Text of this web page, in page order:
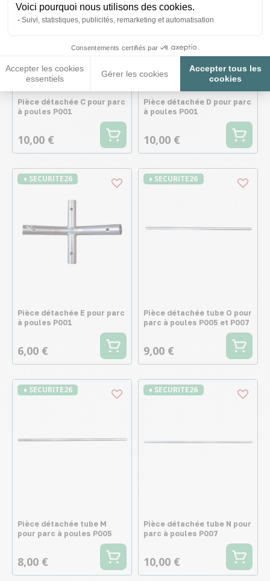
Voici pourquoi nous utilisons des cookies.
Suivi, statistiques, publicités, remarketing et automatisation
Consentements certifiés par
Accepter les cookies
essentiels
Gérer les cookies
Accepter tous les
cookies
Pièce détachée C pour parc
à poules P001
10,00 €
Pièce détachée D pour parc
à poules P001
10,00 €
♦ SECURITE26
Pièce détachée E pour parc
à poules P001
6,00 €
♦ SECURITE26
Pièce détachée tube O pour
parc à poules P005 et P007
9,00 €
♦ SECURITE26
Pièce détachée tube M
pour parc à poules P005
8,00 €
♦ SECURITE26
Pièce détachée tube N pour
parc à poules P007
10,00 €